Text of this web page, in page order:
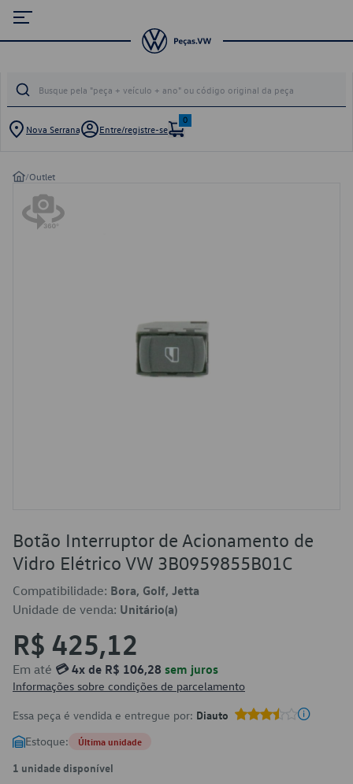
Nova Serrana Entre/registre-se
0
/Outlet
Botão Interruptor de Acionamento de
Vidro Elétrico VW 3B0959855B01C
Compatibilidade: Bora, Golf, Jetta
Unidade de venda: Unitário(a)
R$ 425,12
Em até 💳 4x de R$ 106,28 sem juros
Informações sobre condições de parcelamento
Essa peça é vendida e entregue por: Diauto
Estoque: Última unidade
1 unidade disponível